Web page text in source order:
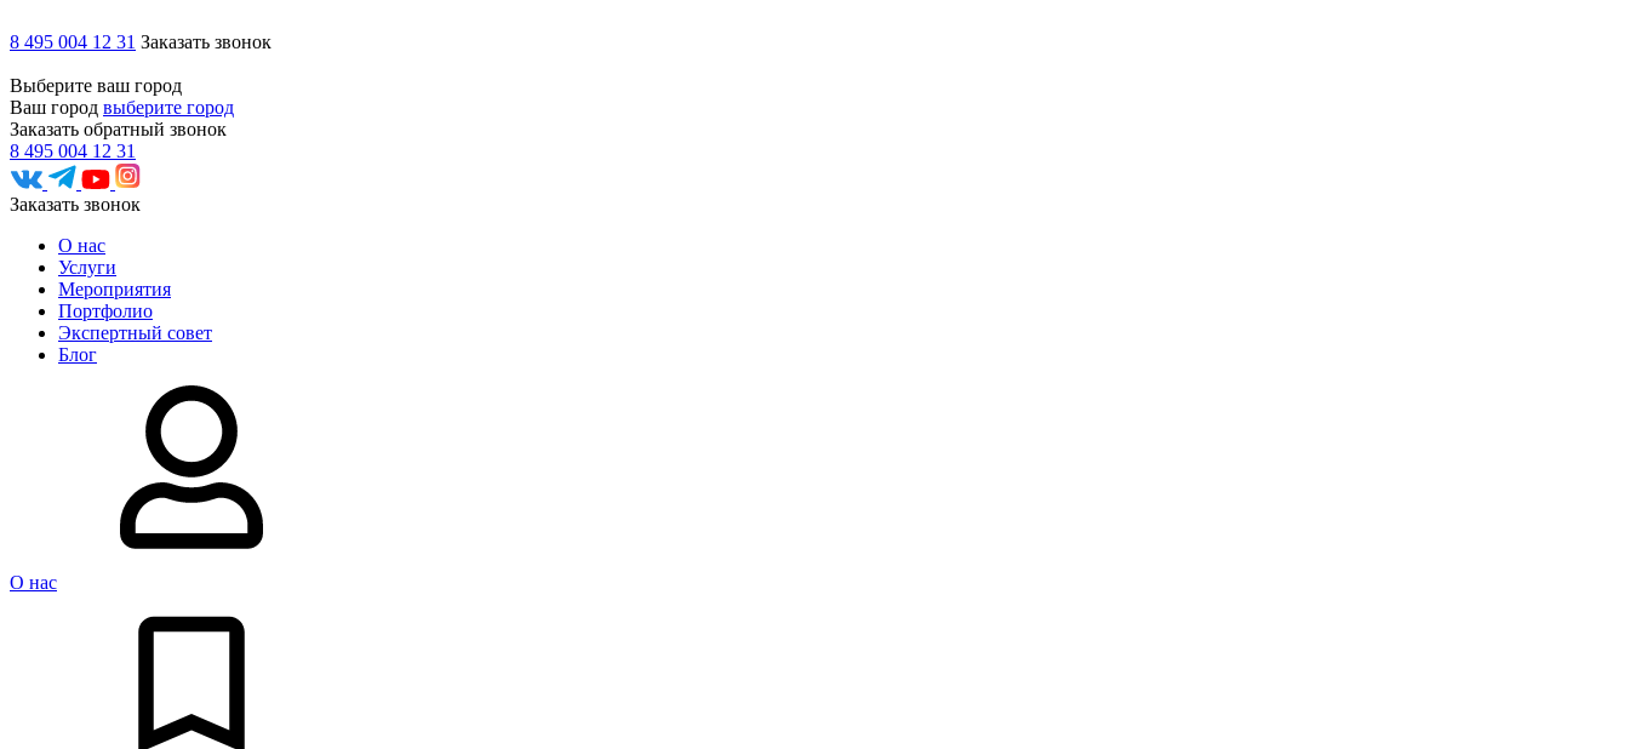
8 495 004 12 31 Заказать звонок
Выберите ваш город
Ваш город выберите город
Заказать обратный звонок
8 495 004 12 31
Заказать звонок
О нас
Услуги
Мероприятия
Портфолио
Экспертный совет
Блог
О нас